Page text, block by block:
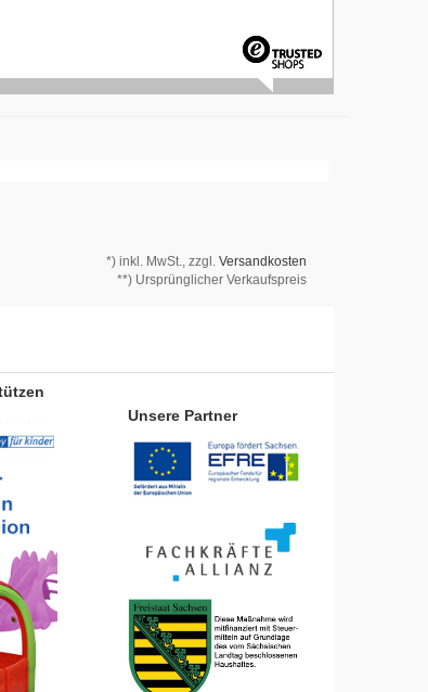
*) inkl. MwSt., zzgl. Versandkosten
**) Ursprünglicher Verkaufspreis
Unsere Partner